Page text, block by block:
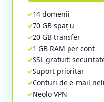
14 domenii
70 GB spațiu
20 GB transfer
1 GB RAM per cont
SSL gratuit:
Suport prioritar
Conturi de e-mail
Neolo VPN